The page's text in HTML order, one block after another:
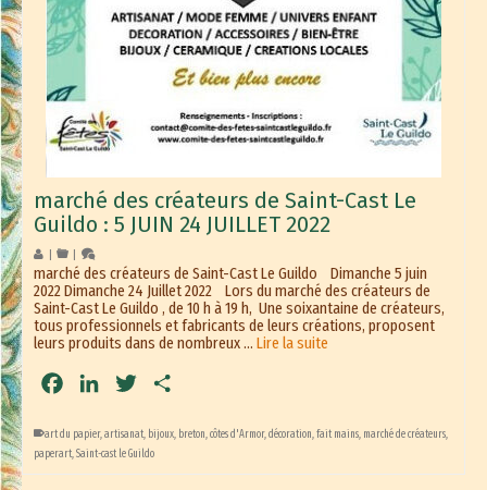
marché des créateurs de Saint-Cast Le
Guildo : 5 JUIN 24 JUILLET 2022
marché des créateurs de Saint-Cast Le Guildo Dimanche 5 juin
2022 Dimanche 24 Juillet 2022 Lors du marché des créateurs de
Saint-Cast Le Guildo , de 10 h à 19 h, Une soixantaine de créateurs,
tous professionnels et fabricants de leurs créations, proposent
leurs produits dans de nombreux … Lire la suite
FacebookLinkedInTwitter
art du papier,artisanat, bijoux, breton,côtes d'Armor,décoration,fait mains, marché de créateurs,
paperart,Saint-cast le Guildo